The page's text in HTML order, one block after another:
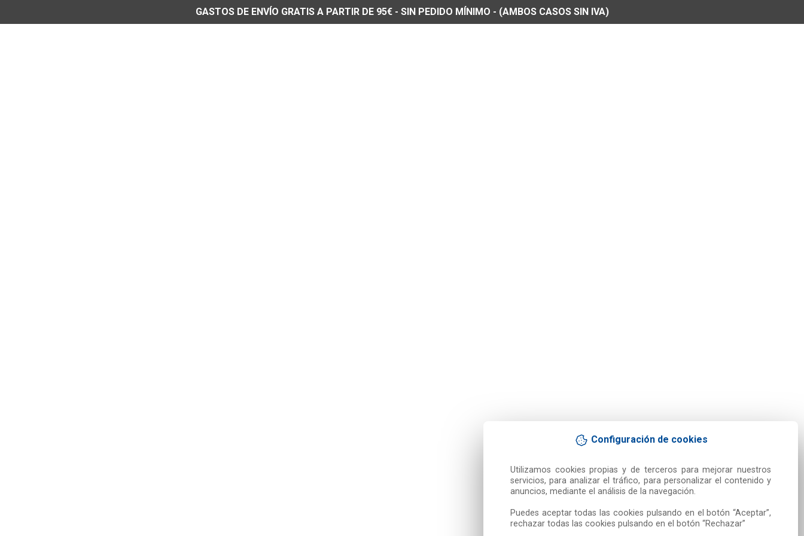
Configuración de cookies
Utilizamos cookies propias y de terceros para mejorar nuestros
servicios, para analizar el tráfico, para personalizar el contenido y
anuncios, mediante el análisis de la navegación.
Puedes aceptar todas las cookies pulsando en el botón “Aceptar”,
rechazar todas las cookies pulsando en el botón “Rechazar”
GASTOS DE ENVÍO GRATIS A PARTIR DE 95€ - SIN PEDIDO MÍNIMO - (AMBOS CASOS SIN IVA)